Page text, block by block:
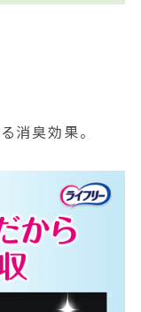
消臭効果。